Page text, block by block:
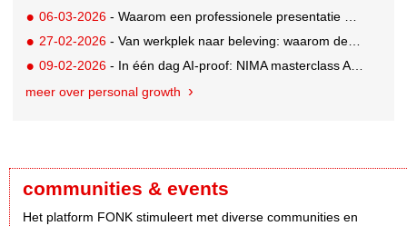
06-03-2026 - Waarom een professionele presentatie doorslaggevend is bij pitches en new business
27-02-2026 - Van werkplek naar beleving: waarom deze details ertoe doen
09-02-2026 - In één dag AI-proof: NIMA masterclass AI-geletterdheid voor professionals
meer over personal growth
communities & events
Het platform FONK stimuleert met diverse communities en